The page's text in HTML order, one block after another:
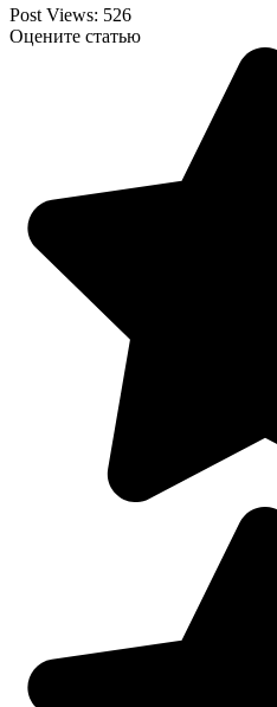
Post Views: 526
Оцените статью